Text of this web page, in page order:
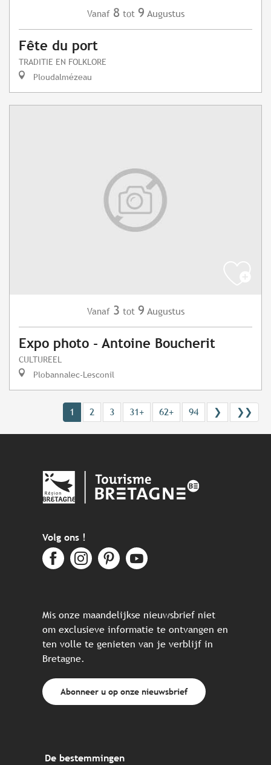
Vanaf 8 tot 9 Augustus
Fête du port
TRADITIE EN FOLKLORE
Ploudalmézeau
Vanaf 3 tot 9 Augustus
Expo photo - Antoine Boucherit
CULTUREEL
Plobannalec-Lesconil
1 2 3 31+ 62+ 94 ❯ ❯❯
Volg ons !
Mis onze maandelijkse nieuwsbrief niet
om exclusieve informatie te ontvangen en
ten volle te genieten van je verblijf in
Bretagne.
Abonneer u op onze nieuwsbrief
De bestemmingen